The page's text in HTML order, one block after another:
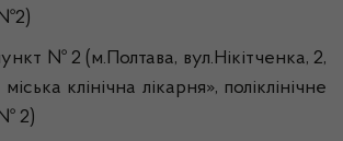
№2)
№ 2 (м.Полтава, вул.Нікітченка, 2,
клінічна лікарня», поліклінічне
№ 2)